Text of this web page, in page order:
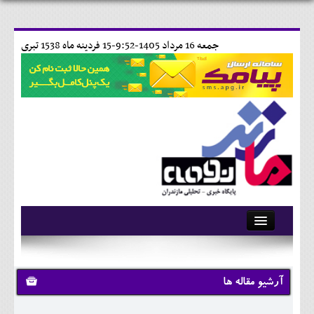
15 فردينه ماه 1538 تبری جمعه 16 مرداد 1405-9:52-
آرشیو
تماس با ما
وبلاگ
آرشیو مقاله ها